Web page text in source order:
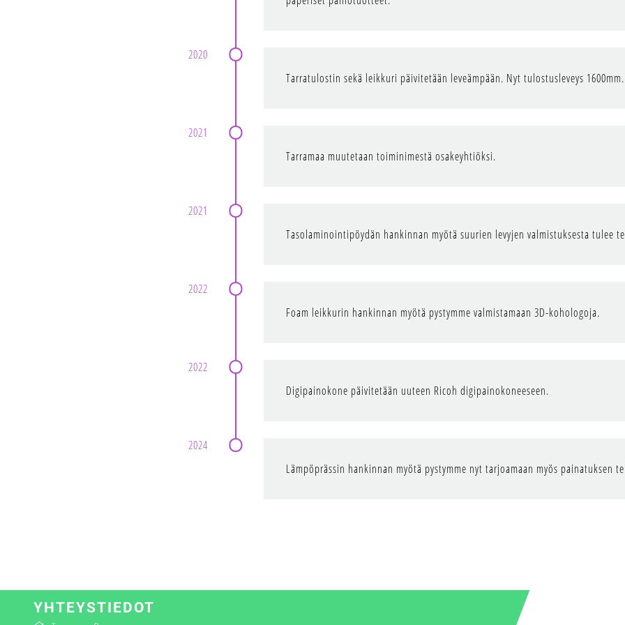
2020
Tarratulostin sekä leikkuri päivitetään leveämpään. Nyt tulostusleveys 1600mm.
2021
Tarramaa muutetaan toiminimestä osakeyhtiöksi.
2021
Tasolaminointipöydän hankinnan myötä suurien levyjen valmistuksesta tulee
2022
Foam leikkurin hankinnan myötä pystymme valmistamaan 3D-kohologoja.
2022
Digipainokone päivitetään uuteen Ricoh digipainokoneeseen.
2024
Lämpöprässin hankinnan myötä pystymme nyt tarjoamaan myös painatuksen
YHTEYSTIEDOT